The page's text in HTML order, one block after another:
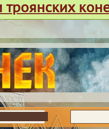
троянских